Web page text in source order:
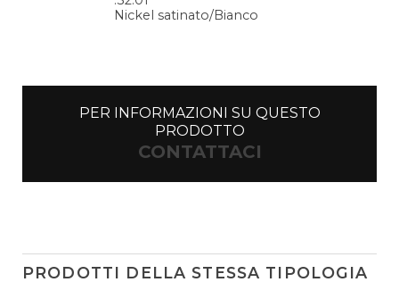
Nickel satinato/Bianco
PER INFORMAZIONI SU QUESTO
PRODOTTO
CONTATTACI
PRODOTTI DELLA STESSA TIPOLOGIA